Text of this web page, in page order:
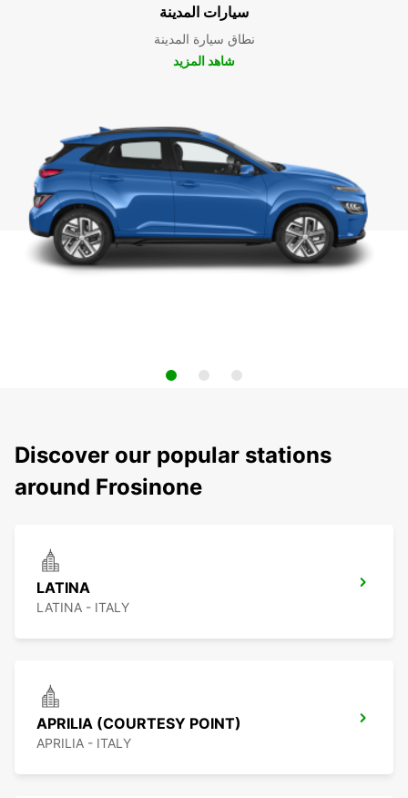
سيارات المدينة
نطاق سيارة المدينة
شاهد المزيد
Discover our popular stations
around Frosinone
LATINA
LATINA - ITALY
APRILIA (COURTESY POINT)
APRILIA - ITALY